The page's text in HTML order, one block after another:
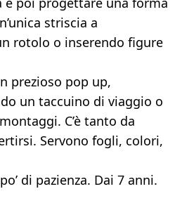
striscia a
rotolo o inserendo figure
prezioso pop up,
un taccuino di viaggio o
C’è tanto da
Servono fogli, colori,
di pazienza. Dai 7 anni.